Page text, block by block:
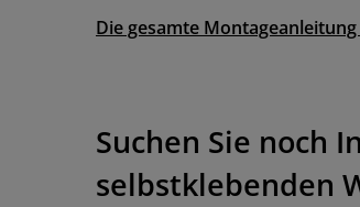
Die gesamte
Suchen Sie noch
selbstklebenden